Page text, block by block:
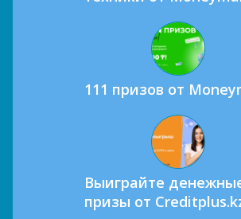
111 призов от
Выиграйте
призы от